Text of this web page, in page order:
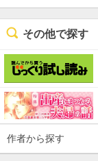
その他で探す
作者から探す